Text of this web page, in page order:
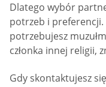
Dlatego wybór
potrzeb i preferencji.
potrzebujesz
członka innej religii,
Gdy skontaktujesz